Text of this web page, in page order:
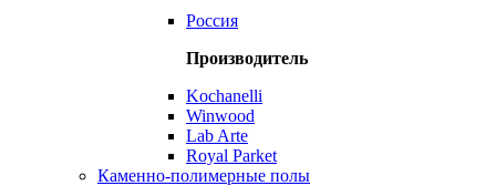
Россия
Производитель
Kochanelli
Winwood
Lab Arte
Royal Parket
Каменно-полимерные полы